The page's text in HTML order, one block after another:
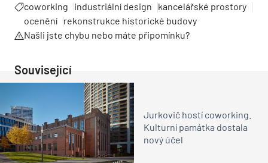
coworking
industriální design
kancelářské prostory
ocenění rekonstrukce historické budovy
Našli jste chybu nebo máte připomínku?
Související
Jurkovič hostí coworking.
Kulturní památka dostala
nový účel